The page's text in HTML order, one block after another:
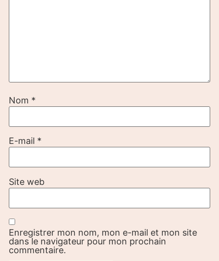
Nom *
E-mail *
Site web
Enregistrer mon nom, mon e-mail et mon site
dans le navigateur pour mon prochain
commentaire.